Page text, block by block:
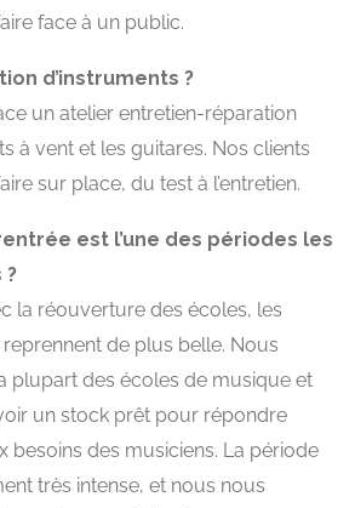
face à un public.
d’instruments ?
un atelier entretien-réparation
à vent et les guitares. Nos clients
sur place, du test à l’entretien.
est l’une des périodes les
la réouverture des écoles, les
de plus belle. Nous
plupart des écoles de musique et
un stock prêt pour répondre
besoins des musiciens. La période
très intense, et nous nous